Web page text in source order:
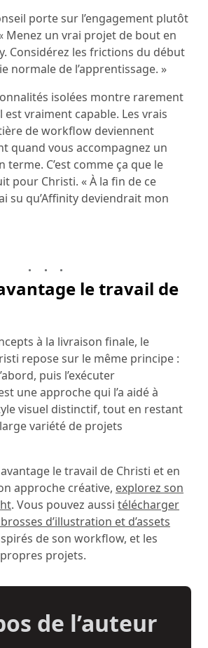
porte sur l’engagement plutôt
Menez un vrai projet de bout en
Considérez les frictions du début
normale de l’apprentissage. »
isolées montre rarement
est vraiment capable. Les vrais
de workflow deviennent
quand vous accompagnez un
terme. C’est comme ça que le
pour Christi. « À la fin de ce
su qu’Affinity deviendrait mon
le travail de
à la livraison finale, le
repose sur le même principe :
puis l’exécuter
une approche qui l’a aidé à
visuel distinctif, tout en restant
variété de projets
le travail de Christi et en
approche créative, explorez son
. Vous pouvez aussi télécharger
d’illustration et d’assets
de son workflow, et les
projets.
de l’auteur